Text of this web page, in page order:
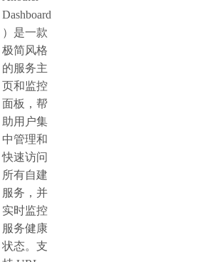
Dashboard
）是一款
极简风格
的服务主
页和监控
面板，帮
助用户集
中管理和
快速访问
所有自建
服务，并
实时监控
服务健康
状态。支